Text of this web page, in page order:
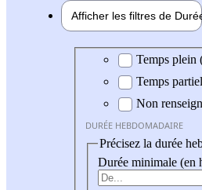
Afficher les filtres de
Durée hebdomadaire
Temps plein
Temps
Non
DURÉE HEBDOMADAIRE
Précisez la durée
Durée minimale (en